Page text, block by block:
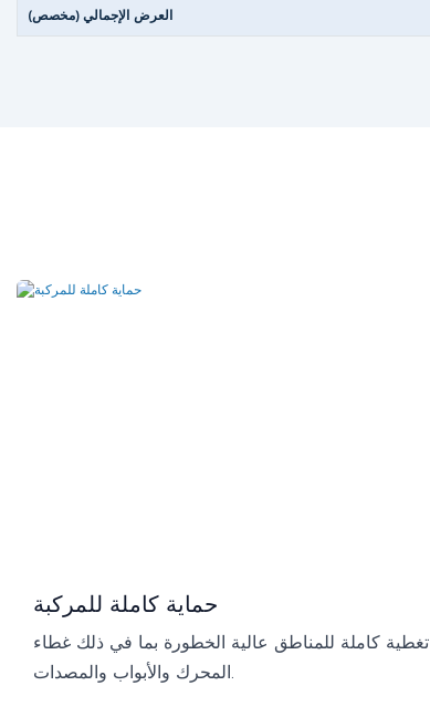
العرض الإجمالي (مخصص)
حماية كاملة للمركبة
تغطية كاملة للمناطق عالية الخطورة بما في ذلك غطاء
المحرك والأبواب والمصدات.